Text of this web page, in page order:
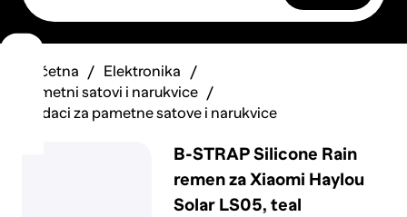
Početna
Elektronika
Pametni satovi i narukvice
Dodaci za pametne satove i narukvice
B-STRAP Silicone Rain
remen za Xiaomi Haylou
Solar LS05, teal